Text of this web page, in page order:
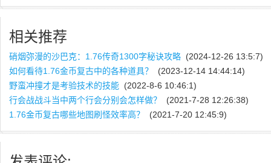
相关推荐
硝烟弥漫的沙巴克：1.76传奇1300字秘诀攻略 (2024-12-26 13:5:7)
如何看待1.76金币复古中的各种道具？
(2023-12-14 14:44:14)
野蛮冲撞才是考验技术的技能 (2022-8-6 10:46:1)
行会战战斗当中两个行会分别会怎样做？
(2021-7-28 12:26:38)
1.76金币复古哪些地图刷怪效率高？
(2021-7-20 12:45:9)